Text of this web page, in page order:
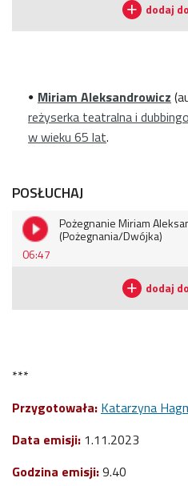
Miriam Aleksandrowicz (
reżyserka teatralna i
w wieku 65 lat.
POSŁUCHAJ
06:47
Pożegnanie Miriam
(Pożegnania/Dwójka)
***
Przygotowała: Katarzyna
Data emisji: 1.11.2023
Godzina emisji:9.40